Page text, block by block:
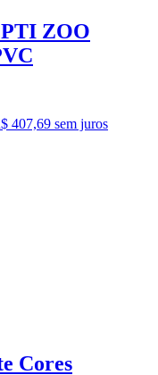
ZOO
407,69 sem juros
Cores